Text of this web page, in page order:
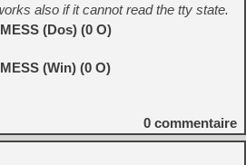
also if it cannot read the tty state.
(Dos) (0 O)
(Win) (0 O)
0 commentaire